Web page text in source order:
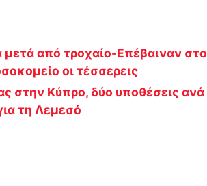
από τροχαίο-Επέβαιναν στο
οι τέσσερεις
στην Κύπρο, δύο υποθέσεις ανά
τη Λεμεσό